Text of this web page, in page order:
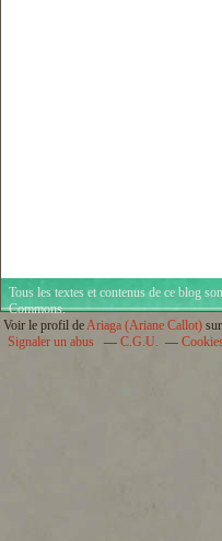
Tous les textes et contenus de ce blog
Commons.
Voir le profil deAriaga (Ariane Callot)
Signaler un abus
C.G.U.